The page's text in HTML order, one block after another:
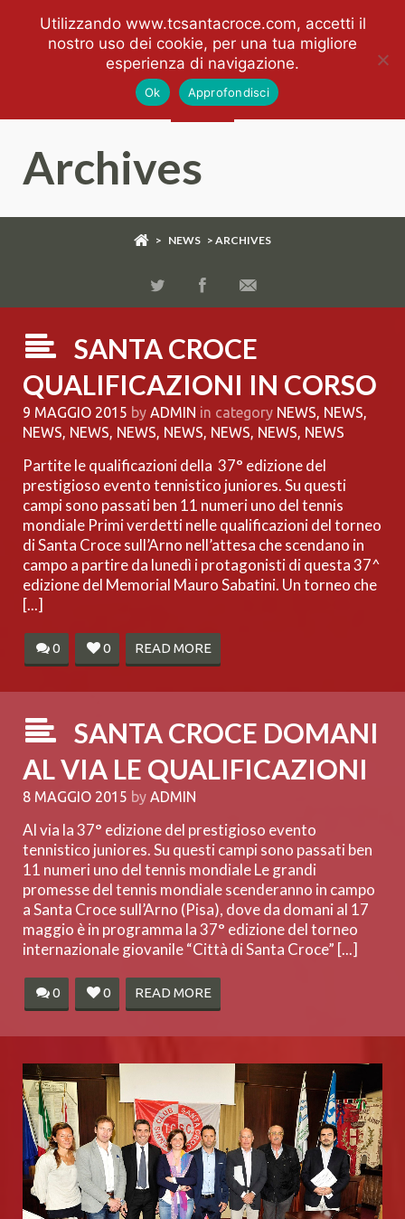
Archives
> NEWS > ARCHIVES
SANTA CROCE
QUALIFICAZIONI IN CORSO
9 MAGGIO 2015 by ADMIN in category NEWS, NEWS,
NEWS, NEWS, NEWS, NEWS, NEWS, NEWS, NEWS
Partite le qualificazioni della 37° edizione del
prestigioso evento tennistico juniores. Su questi
campi sono passati ben 11 numeri uno del tennis
mondiale Primi verdetti nelle qualificazioni del torneo
di Santa Croce sull’Arno nell’attesa che scendano in
campo a partire da lunedì i protagonisti di questa 37^
edizione del Memorial Mauro Sabatini. Un torneo che
[...]
0 0 READ MORE
SANTA CROCE DOMANI
AL VIA LE QUALIFICAZIONI
8 MAGGIO 2015 by ADMIN
Al via la 37° edizione del prestigioso evento
tennistico juniores. Su questi campi sono passati ben
11 numeri uno del tennis mondiale Le grandi
promesse del tennis mondiale scenderanno in campo
a Santa Croce sull’Arno (Pisa), dove da domani al 17
maggio è in programma la 37° edizione del torneo
internazionale giovanile “Città di Santa Croce” [...]
0 0 READ MORE
Utilizzando www.tcsantacroce.com, accetti il
nostro uso dei cookie, per una tua migliore
esperienza di navigazione.
Ok Approfondisci